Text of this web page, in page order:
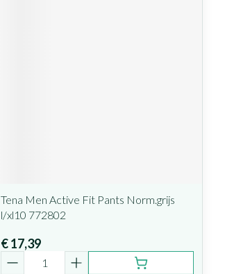
Tena Men Active Fit Pants Norm.grijs
l/xl10 772802
€ 17,39